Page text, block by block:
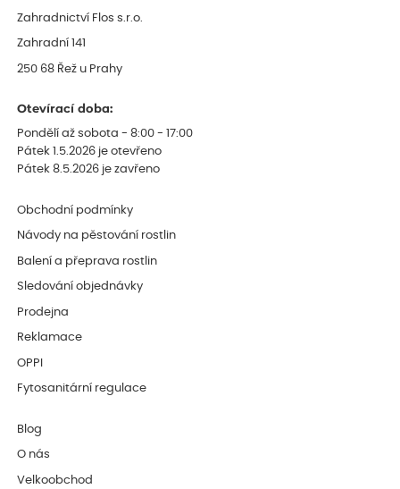
Zahradnictví Flos s.r.o.
Zahradní 141
250 68 Řež u Prahy
Otevírací doba:
Pondělí až sobota - 8:00 - 17:00
Pátek 1.5.2026 je otevřeno
Pátek 8.5.2026 je zavřeno
Obchodní podmínky
Návody na pěstování rostlin
Balení a přeprava rostlin
Sledování objednávky
Prodejna
Reklamace
OPPI
Fytosanitární regulace
Blog
O nás
Velkoobchod